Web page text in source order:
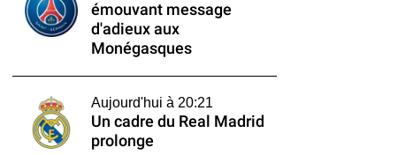
émouvant message
d'adieux aux
Monégasques
Aujourd'hui à 20:21
Un cadre du Real Madrid
prolonge